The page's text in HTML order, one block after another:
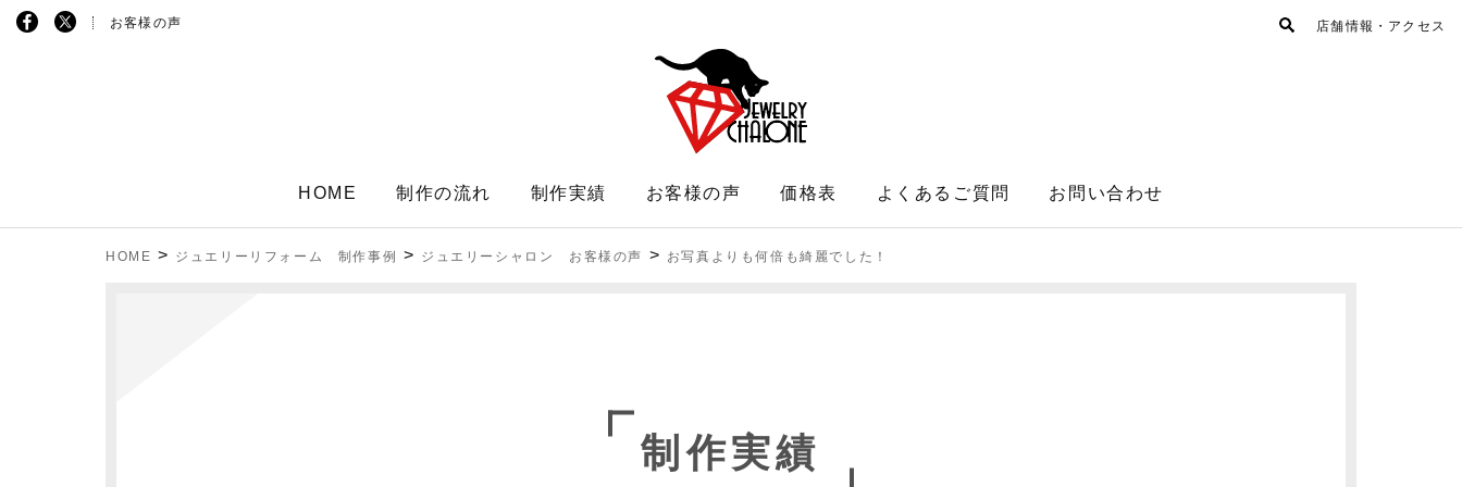
お客様の声 店舗情報・アクセス
HOME 制作の流れ 制作実績 お客様の声 価格表 よくあるご質問 お問い合わせ
HOME > ジュエリーリフォーム 制作事例 > ジュエリーシャロン お客様の声 > お写真よりも何倍も綺麗でした！
制作実績